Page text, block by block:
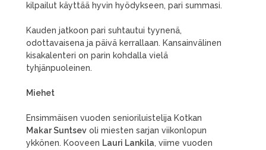
kilpailut käyttää hyvin hyödykseen, pari summasi.
Kauden jatkoon pari suhtautui tyynenä,
odottavaisena ja päivä kerrallaan. Kansainvälinen
kisakalenteri on parin kohdalla vielä
tyhjänpuoleinen.
Miehet
Ensimmäisen vuoden senioriluistelija Kotkan
Makar Suntsev oli miesten sarjan viikonlopun
ykkönen. Kooveen Lauri Lankila, viime vuoden